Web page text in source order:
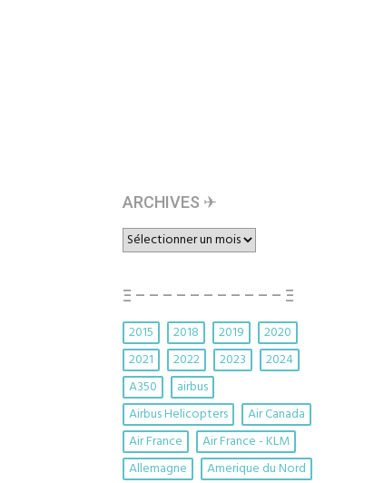
ARCHIVES ✈︎
ARCHIVES
✈︎
Ξ – – – – – – – – – – – Ξ
2015 2018 2019
2020
2021
2022 2023
2024
A350
airbus
Airbus Helicopters
Air Canada
Air France
Air France - KLM
Allemagne
Amerique du Nord